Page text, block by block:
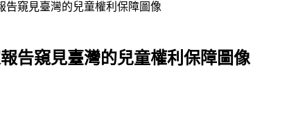
告窺見臺灣的兒童權利保障圖像
告窺見臺灣的兒童權利保障圖像